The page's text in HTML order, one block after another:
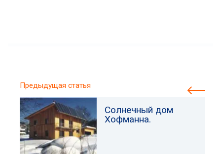
Предыдущая статья
Солнечный дом
Хофманна.